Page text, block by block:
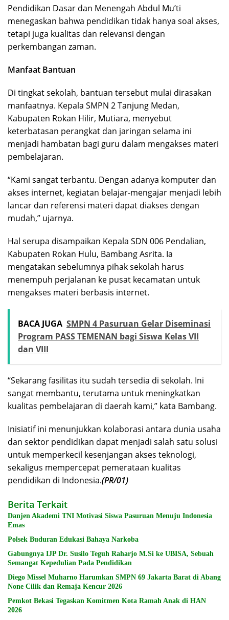
Pendidikan Dasar dan Menengah Abdul Mu’ti
menegaskan bahwa pendidikan tidak hanya soal akses,
tetapi juga kualitas dan relevansi dengan
perkembangan zaman.
Manfaat Bantuan
Di tingkat sekolah, bantuan tersebut mulai dirasakan
manfaatnya. Kepala SMPN 2 Tanjung Medan,
Kabupaten Rokan Hilir, Mutiara, menyebut
keterbatasan perangkat dan jaringan selama ini
menjadi hambatan bagi guru dalam mengakses materi
pembelajaran.
“Kami sangat terbantu. Dengan adanya komputer dan
akses internet, kegiatan belajar-mengajar menjadi lebih
lancar dan referensi materi dapat diakses dengan
mudah,” ujarnya.
Hal serupa disampaikan Kepala SDN 006 Pendalian,
Kabupaten Rokan Hulu, Bambang Asrita. Ia
mengatakan sebelumnya pihak sekolah harus
menempuh perjalanan ke pusat kecamatan untuk
mengakses materi berbasis internet.
BACA JUGA SMPN 4 Pasuruan Gelar Diseminasi
Program PASS TEMENAN bagi Siswa Kelas VII
dan VIII
“Sekarang fasilitas itu sudah tersedia di sekolah. Ini
sangat membantu, terutama untuk meningkatkan
kualitas pembelajaran di daerah kami,” kata Bambang.
Inisiatif ini menunjukkan kolaborasi antara dunia usaha
dan sektor pendidikan dapat menjadi salah satu solusi
untuk memperkecil kesenjangan akses teknologi,
sekaligus mempercepat pemerataan kualitas
pendidikan di Indonesia.(PR/01)
Berita Terkait
Danjen Akademi TNI Motivasi Siswa Pasuruan Menuju Indonesia
Emas
Polsek Buduran Edukasi Bahaya Narkoba
Gabungnya IJP Dr. Susilo Teguh Raharjo M.Si ke UBISA, Sebuah
Semangat Kepedulian Pada Pendidikan
Diego Missel Muharno Harumkan SMPN 69 Jakarta Barat di Abang
None Cilik dan Remaja Kencur 2026
Pemkot Bekasi Tegaskan Komitmen Kota Ramah Anak di HAN
2026